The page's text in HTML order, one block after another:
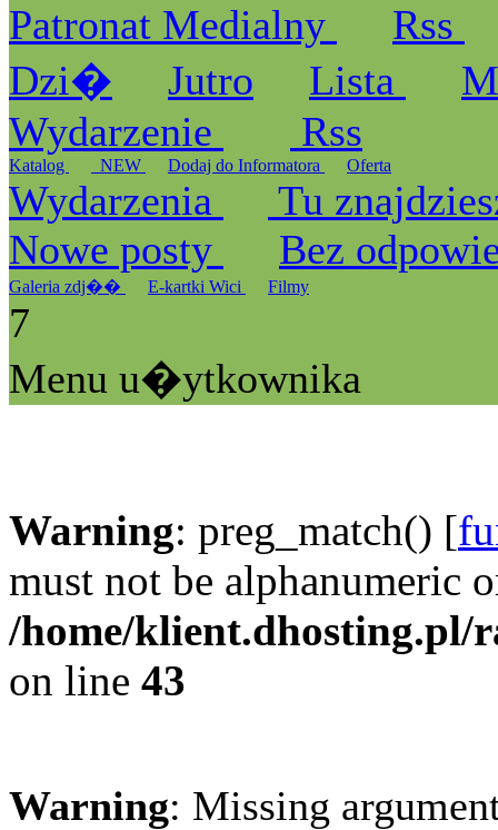
Patronat Medialny
Rss
Dzi�
Jutro Lista
Wydarzenie
Rss
Katalog _NEW Dodaj do Informatora Oferta
Wydarzenia
Tu
Nowe posty
Bez
Galeria zdj�� E-kartki Wici Filmy
7
Menu u�ytkownika
Warning: preg_match() [
must not be alphanumeric
/home/klient.dhosting.pl/
on line 43
Warning: Missing